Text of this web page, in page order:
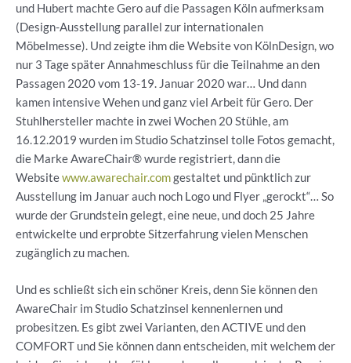
und Hubert machte Gero auf die Passagen Köln aufmerksam
(Design-Ausstellung parallel zur internationalen
Möbelmesse). Und zeigte ihm die Website von KölnDesign, wo
nur 3 Tage später Annahmeschluss für die Teilnahme an den
Passagen 2020 vom 13-19. Januar 2020 war… Und dann
kamen intensive Wehen und ganz viel Arbeit für Gero. Der
Stuhlhersteller machte in zwei Wochen 20 Stühle, am
16.12.2019 wurden im Studio Schatzinsel tolle Fotos gemacht,
die Marke AwareChair® wurde registriert, dann die
Websitewww.awarechair.comgestaltet und pünktlich zur
Ausstellung im Januar auch noch Logo und Flyer „gerockt“… So
wurde der Grundstein gelegt, eine neue, und doch 25 Jahre
entwickelte und erprobte Sitzerfahrung vielen Menschen
zugänglich zu machen.
Und es schließt sich ein schöner Kreis, denn Sie können den
AwareChair im Studio Schatzinsel kennenlernen und
probesitzen. Es gibt zwei Varianten, den ACTIVE und den
COMFORT und Sie können dann entscheiden, mit welchem der